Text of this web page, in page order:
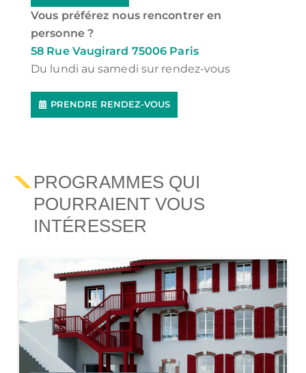
Vous préférez nous rencontrer en
personne ?
58 Rue Vaugirard 75006 Paris
Du lundi au samedi sur rendez-vous
PRENDRE RENDEZ-VOUS
PROGRAMMES QUI
POURRAIENT VOUS
INTÉRESSER